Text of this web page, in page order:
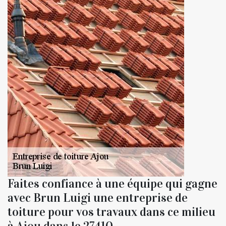
Faites confiance à une équipe qui gagne
avec Brun Luigi une entreprise de
toiture pour vos travaux dans ce milieu